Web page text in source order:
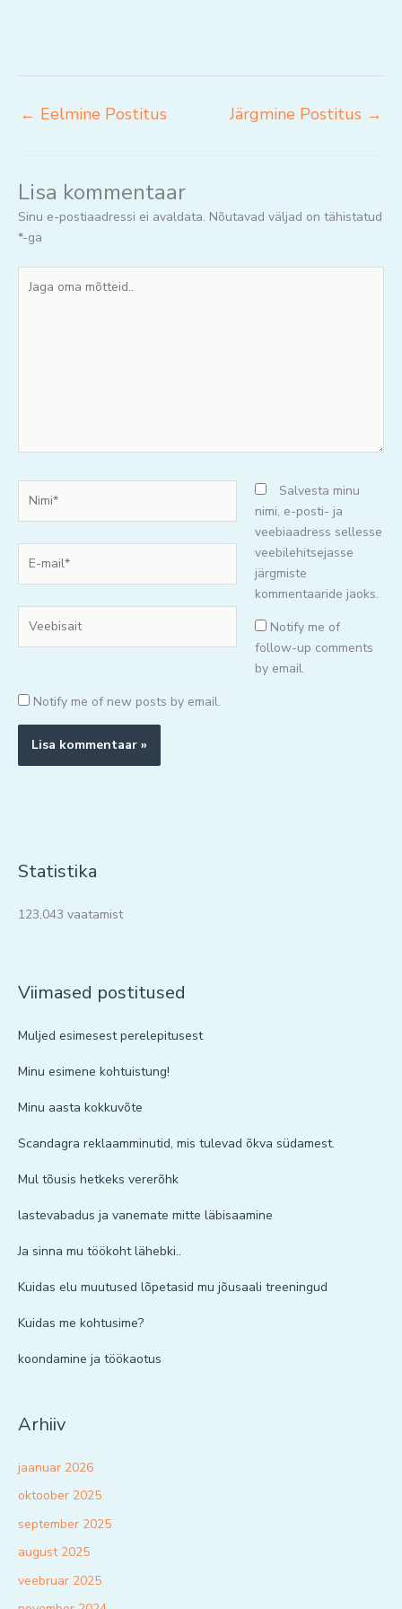
← Eelmine Postitus Järgmine Postitus →
Lisa kommentaar
Sinu e-postiaadressi ei avaldata. Nõutavad väljad on tähistatud
*-ga
oma
mail*
Salvesta minu
nimi, e-posti- ja
veebiaadress sellesse
veebilehitsejasse
järgmiste
kommentaaride jaoks.
Notify me of
follow-up comments
by email.
Notify me of new posts by email.
Statistika
123,043 vaatamist
Viimased postitused
Muljed esimesest perelepitusest
Minu esimene kohtuistung!
Minu aasta kokkuvõte
Scandagra reklaamminutid, mis tulevad õkva südamest.
Mul tõusis hetkeks vererõhk
lastevabadus ja vanemate mitte läbisaamine
Ja sinna mu töökoht lähebki..
Kuidas elu muutused lõpetasid mu jõusaali treeningud
Kuidas me kohtusime?
koondamine ja töökaotus
Arhiiv
jaanuar 2026
oktoober 2025
september 2025
august 2025
veebruar 2025